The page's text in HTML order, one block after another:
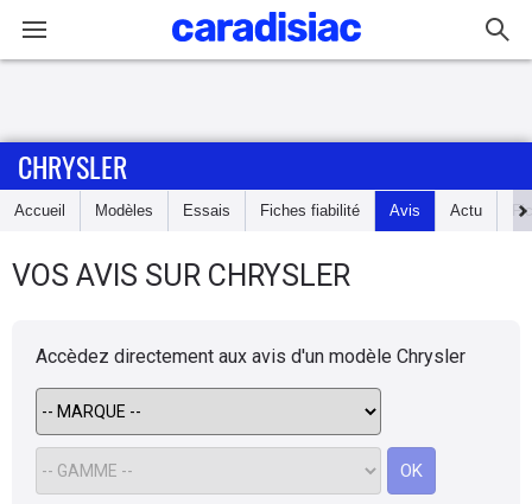
Accueil
Essais
Guide
Electriques
CHRYSLER
Accueil Modèles Essais Fiches fiabilité Avis Actu
VOS AVIS SUR CHRYSLER
Accèdez directement aux avis d'un modèle Chrysler
OK